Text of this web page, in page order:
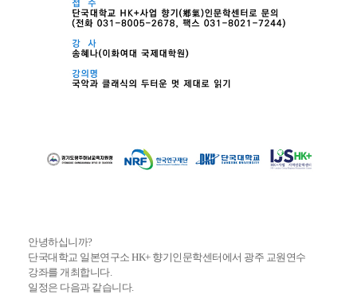
안녕하십니까?
단국대학교 일본연구소 HK+ 향기인문학센터에서 광주 교원연수
강좌를 개최합니다.
일정은 다음과 같습니다.